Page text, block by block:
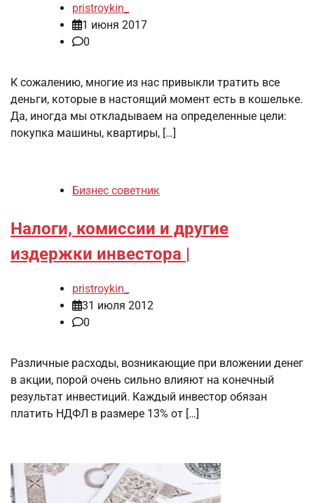
pristroykin_
1 июня 2017
0
К сожалению, многие из нас привыкли тратить все
деньги, которые в настоящий момент есть в кошельке.
Да, иногда мы откладываем на определенные цели:
покупка машины, квартиры, […]
Бизнес советник
Налоги, комиссии и другие
издержки инвестора |
pristroykin_
31 июля 2012
0
Различные расходы, возникающие при вложении денег
в акции, порой очень сильно влияют на конечный
результат инвестиций. Каждый инвестор обязан
платить НДФЛ в размере 13% от […]